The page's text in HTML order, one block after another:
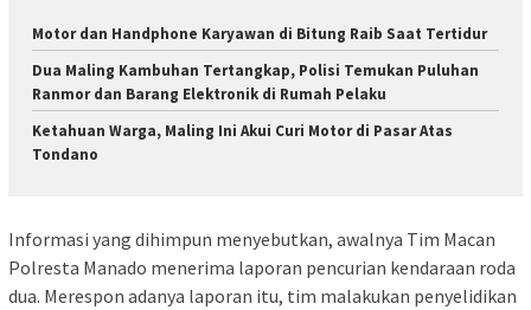
Motor dan Handphone Karyawan di Bitung Raib Saat Tertidur
Dua Maling Kambuhan Tertangkap, Polisi Temukan Puluhan
Ranmor dan Barang Elektronik di Rumah Pelaku
Ketahuan Warga, Maling Ini Akui Curi Motor di Pasar Atas
Tondano
Informasi yang dihimpun menyebutkan, awalnya Tim Macan
Polresta Manado menerima laporan pencurian kendaraan roda
dua. Merespon adanya laporan itu, tim malakukan penyelidikan